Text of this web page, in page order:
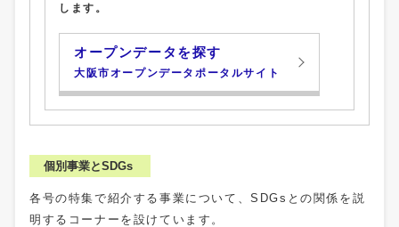
します。
オープンデータを探す
大阪市オープンデータポータルサイト
個別事業とSDGs
各号の特集で紹介する事業について、SDGsとの関係を説
明するコーナーを設けています。